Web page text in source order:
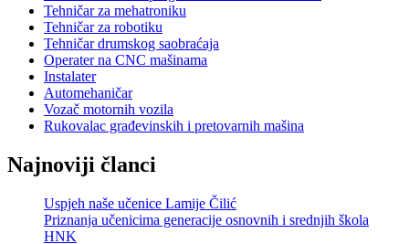
Tehničar za mehatroniku
Tehničar za robotiku
Tehničar drumskog saobraćaja
Operater na CNC mašinama
Instalater
Automehaničar
Vozač motornih vozila
Rukovalac građevinskih i pretovarnih mašina
Najnoviji članci
Uspjeh naše učenice Lamije Čilić
Priznanja učenicima generacije osnovnih i srednjih škola
HNK